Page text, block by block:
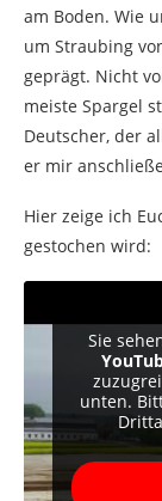
am Boden. Wie
um Straubing
geprägt. Nicht
meiste Spargel
Deutscher, der
er mir
Hier zeige ich
gestochen wird:
Sie
unten.